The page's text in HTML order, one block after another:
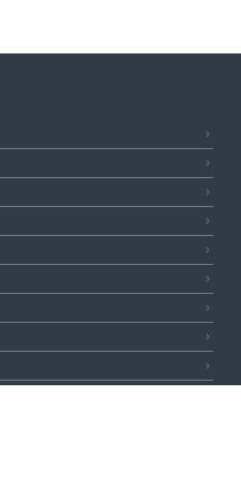
›
›
›
›
›
›
›
›
›